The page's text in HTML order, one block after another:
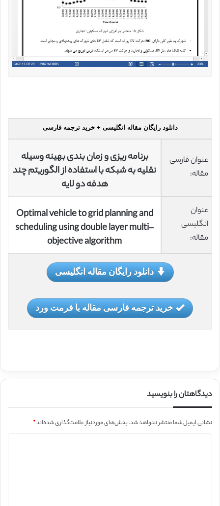
دانلود رایگان مقاله انگلیسی + خرید ترجمه فارسی
عنوان فارسی
مقاله:
برنامه ریزی و زمان بندی بهینه وسیله
نقلیه به شبکه با استفاده از الگوریتم چند
هدفه دو لایه
عنوان
انگلیسی
مقاله:
Optimal vehicle to grid planning and
scheduling using double layer multi-
objective algorithm
دانلود رایگان مقاله انگلیسی
خرید ترجمه فارسی مقاله با فرمت ورد
دیدگاهتان را بنویسید
نشانی ایمیل شما منتشر نخواهد شد.بخش‌های موردنیاز علامت‌گذاری شده‌اند*